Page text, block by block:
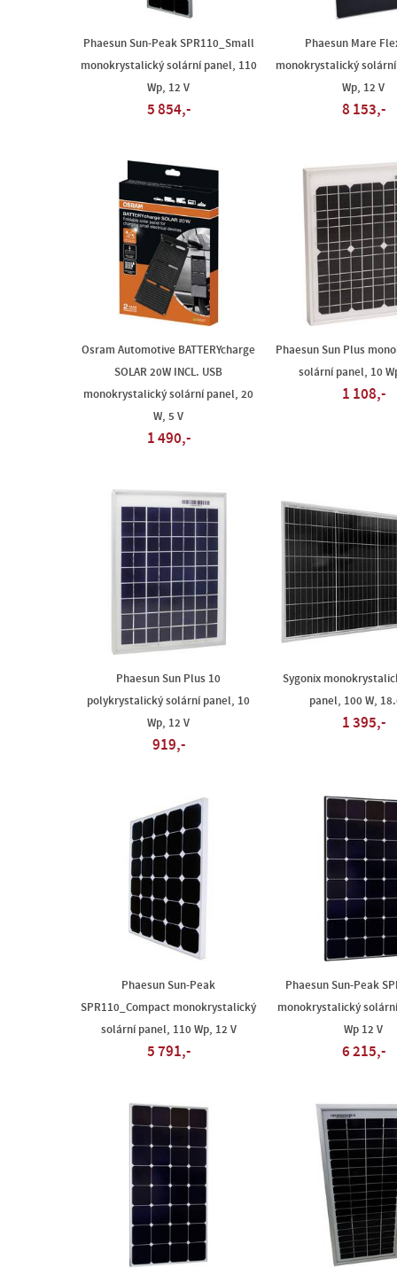
Phaesun Sun-Peak SPR110_Small
monokrystalický solární panel, 110
Wp, 12 V
5 854,-
Phaesun Mare
monokrystalický
Wp, 12 V
8 153,-
Osram Automotive BATTERYcharge
SOLAR 20W INCL. USB
monokrystalický solární panel, 20
W, 5 V
1 490,-
Phaesun Sun Plus
solární panel, 10
1 108,-
Phaesun Sun Plus 10
polykrystalický solární panel, 10
Wp, 12 V
919,-
Sygonix
panel, 100 W,
1 395,-
Phaesun Sun-Peak
SPR110_Compact monokrystalický
solární panel, 110 Wp, 12 V
5 791,-
Phaesun Sun-Peak
monokrystalický
Wp 12 V
6 215,-